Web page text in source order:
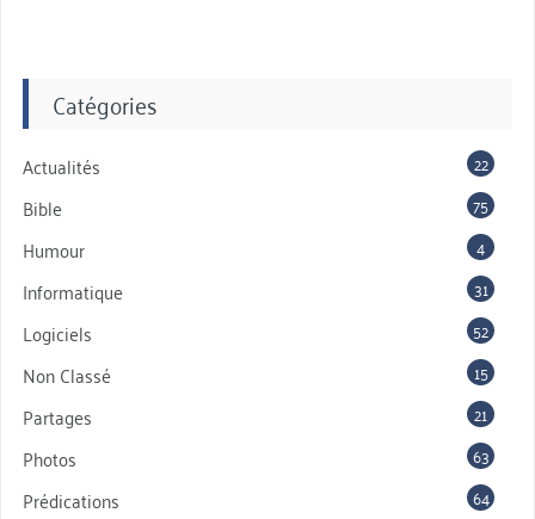
Catégories
Actualités 22
Bible 75
Humour 4
Informatique 31
Logiciels 52
Non Classé 15
Partages 21
Photos 63
Prédications 64